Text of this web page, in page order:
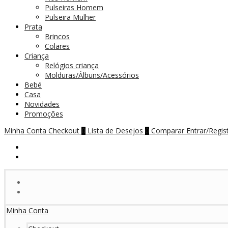
Pulseiras Homem
Pulseira Mulher
Prata
Brincos
Colares
Criança
Relógios criança
Molduras/Álbuns/Acessórios
Bebé
Casa
Novidades
Promoções
Minha Conta Checkout 0 Lista de Desejos 0 Comparar Entrar/
Minha Conta